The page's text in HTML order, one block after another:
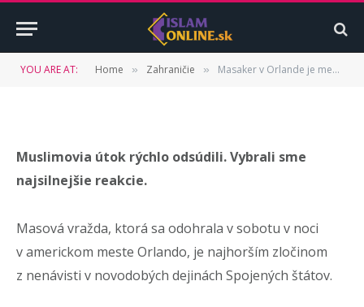
YOU ARE AT: Home » Zahraničie » Masaker v Orlande je mementom, že nenávisť na internete nemožno ignorovať
internete nemožno ignorovať
BY ISLAMONLINE.SK 13. JÚNA 2016 UPDATED: 19.
Muslimovia útok rýchlo odsúdili. Vybrali sme
najsilnejšie reakcie.
Masová vražda, ktorá sa odohrala v sobotu v noci
v americkom meste Orlando, je najhorším zločinom
z nenávisti v novodobých dejinách Spojených štátov.